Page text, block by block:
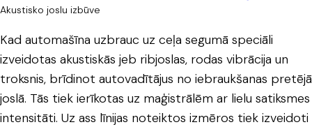
Akustisko joslu izbūve
Kad automašīna uzbrauc uz ceļa segumā speciāli
izveidotas akustiskās jeb ribjoslas, rodas vibrācija un
troksnis, brīdinot autovadītājus no iebraukšanas pretējā
joslā. Tās tiek ierīkotas uz maģistrālēm ar lielu satiksmes
intensitāti. Uz ass līnijas noteiktos izmēros tiek izveidoti